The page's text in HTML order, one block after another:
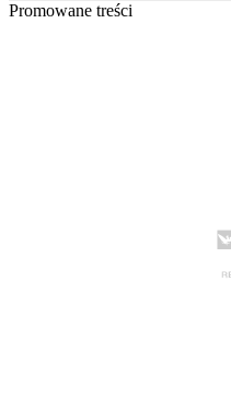
Promowane treści